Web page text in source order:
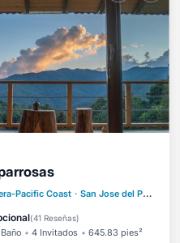
Pacific Coast · San Jose del Pacifico
(41 Reseñas)
Baño 4 Invitados 645.83 pies²
Aparcamiento
Vistas